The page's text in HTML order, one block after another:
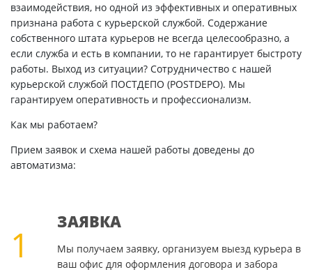
взаимодействия, но одной из эффективных и оперативных
признана работа с курьерской службой. Содержание
собственного штата курьеров не всегда целесообразно, а
если служба и есть в компании, то не гарантирует быстроту
работы. Выход из ситуации? Сотрудничество с нашей
курьерской службой ПОСТДЕПО (POSTDEPO). Мы
гарантируем оперативность и профессионализм.
Как мы работаем?
Прием заявок и схема нашей работы доведены до
автоматизма:
1
ЗАЯВКА
Мы получаем заявку, организуем выезд курьера в
ваш офис для оформления договора и забора